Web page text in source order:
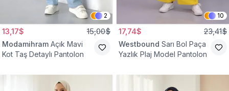
2
13,17$ 15,00$
Modamihram Açık Mavi
Kot Taş Detaylı Pantolon
10
17,74$ 23,41$
Westbound Sarı Bol Paça
Yazlık Plaj Model Pantolon